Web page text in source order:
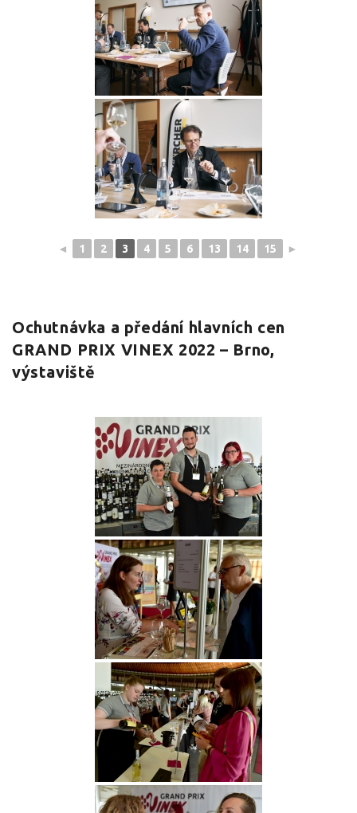
◄ 1 2 3 4 5 6 13 14 15 ►
Ochutnávka a předání hlavních cen
GRAND PRIX VINEX 2022 – Brno,
výstaviště